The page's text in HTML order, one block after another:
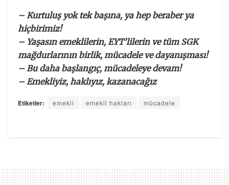
– Kurtuluş yok tek başına, ya hep beraber ya
hiçbirimiz!
– Yaşasın emeklilerin, EYT’lilerin ve tüm SGK
mağdurlarının birlik, mücadele ve dayanışması!
– Bu daha başlangıç, mücadeleye devam!
– Emekliyiz, haklıyız, kazanacağız
Etiketler: emekli emekli hakları mücadele